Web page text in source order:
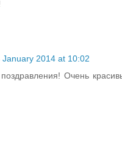
January 2014 at 10:02
Очень